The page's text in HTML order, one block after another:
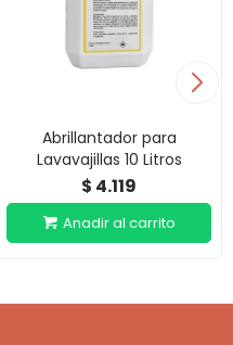
Abrillantador para
Lavavajillas 10 Litros
$ 4.119